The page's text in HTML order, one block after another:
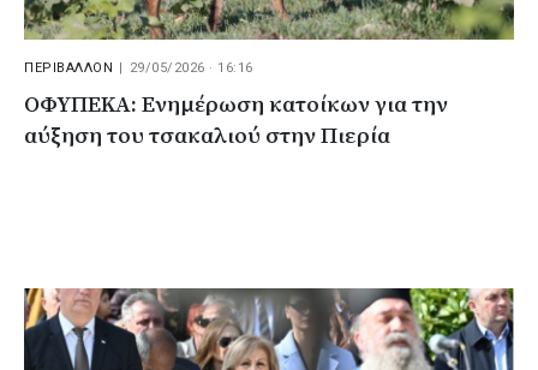
ΠΕΡΙΒΑΛΛΟΝ 29/05/2026 · 16:16
ΟΦΥΠΕΚΑ: Ενημέρωση κατοίκων για την
αύξηση του τσακαλιού στην Πιερία